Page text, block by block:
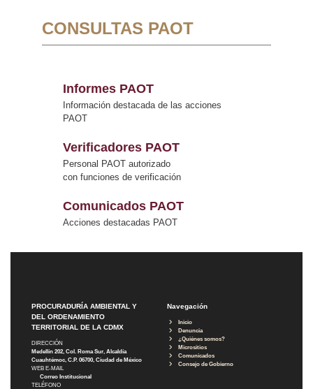
CONSULTAS PAOT
Informes PAOT
Información destacada de las acciones
PAOT
Verificadores PAOT
Personal PAOT autorizado
con funciones de verificación
Comunicados PAOT
Acciones destacadas PAOT
PROCURADURÍA AMBIENTAL Y
DEL ORDENAMIENTO
TERRITORIAL DE LA CDMX
DIRECCIÓN
Medellín 202, Col. Roma Sur, Alcaldía
Cuauhtémoc, C.P. 06700, Ciudad de México
WEB E-MAIL
Correo Institucional
TELÉFONO
Navegación
Inicio
Denuncia
¿Quiénes somos?
Micrositios
Comunicados
Consejo de Gobierno